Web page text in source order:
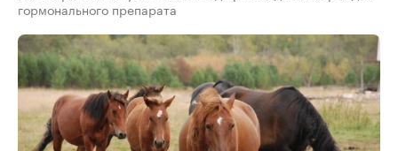
гормонального препарата